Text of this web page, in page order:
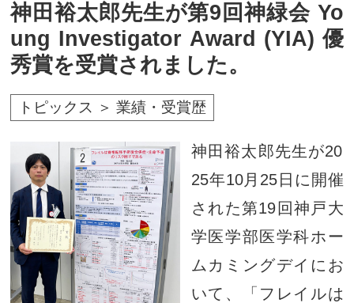
神田裕太郎先生が第9回神緑会 Yo
ung Investigator Award (YIA) 優
秀賞を受賞されました。
トピックス ＞ 業績・受賞歴
神田裕太郎先生が20
25年10月25日に開催
された第19回神戸大
学医学部医学科ホー
ムカミングデイにお
いて、「フレイルは